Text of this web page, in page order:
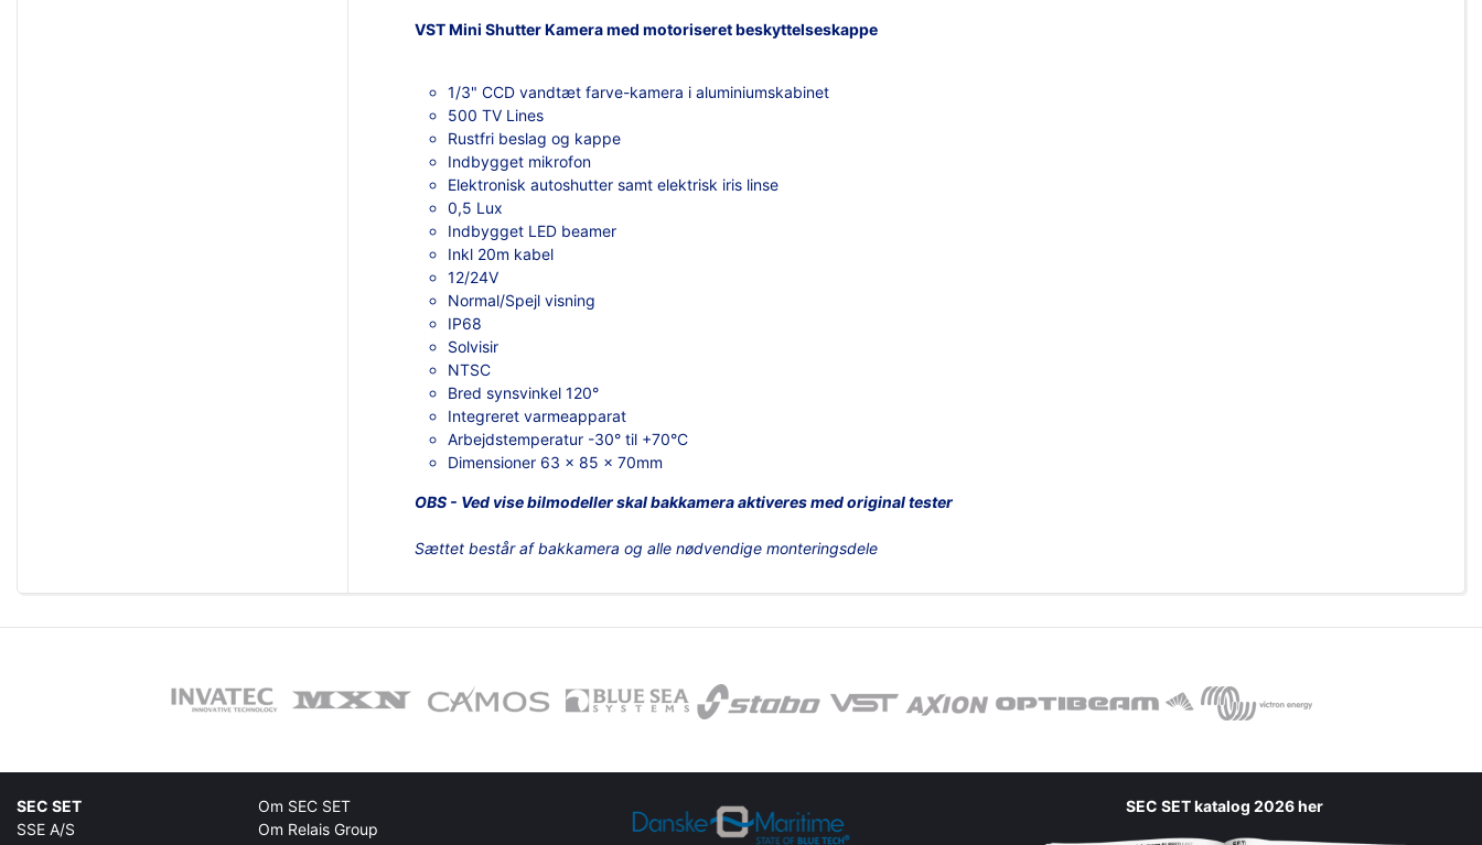
VST Mini Shutter Kamera med motoriseret beskyttelseskappe
1/3" CCD vandtæt farve-kamera i aluminiumskabinet
500 TV Lines
Rustfri beslag og kappe
Indbygget mikrofon
Elektronisk autoshutter samt elektrisk iris linse
0,5 Lux
Indbygget LED beamer
Inkl 20m kabel
12/24V
Normal/Spejl visning
IP68
Solvisir
NTSC
Bred synsvinkel 120°
Integreret varmeapparat
Arbejdstemperatur -30° til +70°C
Dimensioner 63 x 85 x 70mm
OBS - Ved vise bilmodeller skal bakkamera aktiveres med original tester
Sættet består af bakkamera og alle nødvendige monteringsdele
SEC SET
SSE A/S
Om SEC SET
Om Relais Group
SEC SET katalog 2026 her